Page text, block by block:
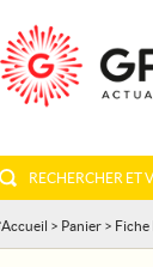
RECHERCHER ET
Accueil > Panier >